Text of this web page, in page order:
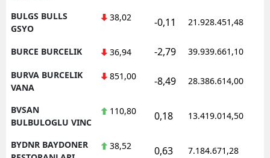
BULGS BULLS
GSYO
38,02 -0,11 21.928.451,48
BURCE BURCELIK 36,94 -2,79 39.939.661,10
BURVA BURCELIK
VANA
851,00 -8,49 28.386.614,00
BVSAN
BULBULOGLU VINC
110,80 0,18 13.419.014,50
BYDNR BAYDONER
38,52 0,63 7.184.671,28